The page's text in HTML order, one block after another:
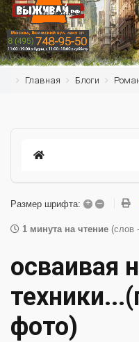
Главная Блоги
Размер шрифта: + –
1 минута на чтение (слов
осваивая
фото)